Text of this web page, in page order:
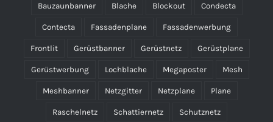
Bauzaunbanner Blache Blockout Condecta
Contecta Fassadenplane Fassadenwerbung
Frontlit Gerüstbanner Gerüstnetz Gerüstplane
Gerüstwerbung Lochblache Megaposter Mesh
Meshbanner Netzgitter Netzplane Plane
Raschelnetz Schattiernetz Schutznetz